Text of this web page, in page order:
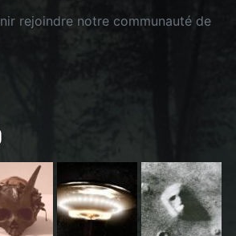
rejoindre notre communauté de